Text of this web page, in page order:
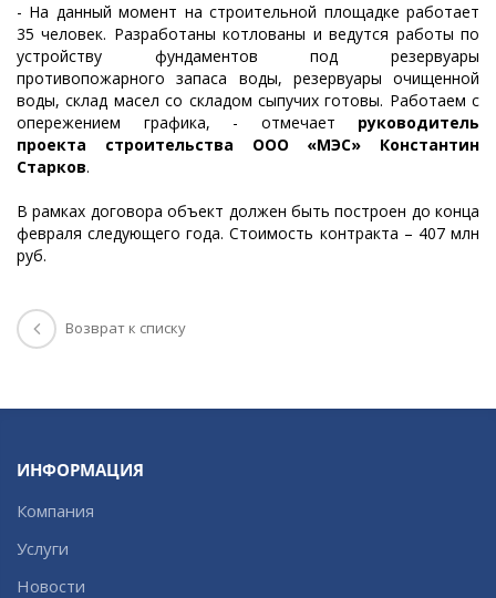
- На данный момент на строительной площадке работает
35 человек. Разработаны котлованы и ведутся работы по
устройству фундаментов под резервуары
противопожарного запаса воды, резервуары очищенной
воды, склад масел со складом сыпучих готовы. Работаем с
опережением графика, - отмечает руководитель
проекта строительства ООО «МЭС» Константин
Старков.
В рамках договора объект должен быть построен до конца
февраля следующего года. Стоимость контракта – 407 млн
руб.
Возврат к списку
ИНФОРМАЦИЯ
Компания
Услуги
Новости